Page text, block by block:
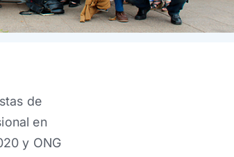
de
en
y ONG